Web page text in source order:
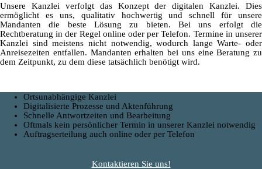
Unsere Kanzlei verfolgt das Konzept der digitalen Kanzlei. Dies
ermöglicht es uns, qualitativ hochwertig und schnell für unsere
Mandanten die beste Lösung zu bieten. Bei uns erfolgt die
Rechtberatung in der Regel online oder per Telefon. Termine in unserer
Kanzlei sind meistens nicht notwendig, wodurch lange Warte- oder
Anreisezeiten entfallen. Mandanten erhalten bei uns eine Beratung zu
dem Zeitpunkt, zu dem diese tatsächlich benötigt wird.
Ortsunabhängige Kanzlei
Digitalisierte Prozesse und Aktenführung
Schnelle Antwortzeiten und Bearbeitung
Oftmals kein persönlicher Termin in unserer Kanzlei notwendig
Auftragserteilung auch online oder per Telefon
Kontaktieren Sie uns!